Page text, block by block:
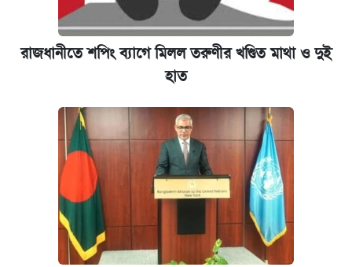
রাজধানীতে শপিং ব্যাগে মিলল তরুণীর খণ্ডিত মাথা ও দুই
হাত